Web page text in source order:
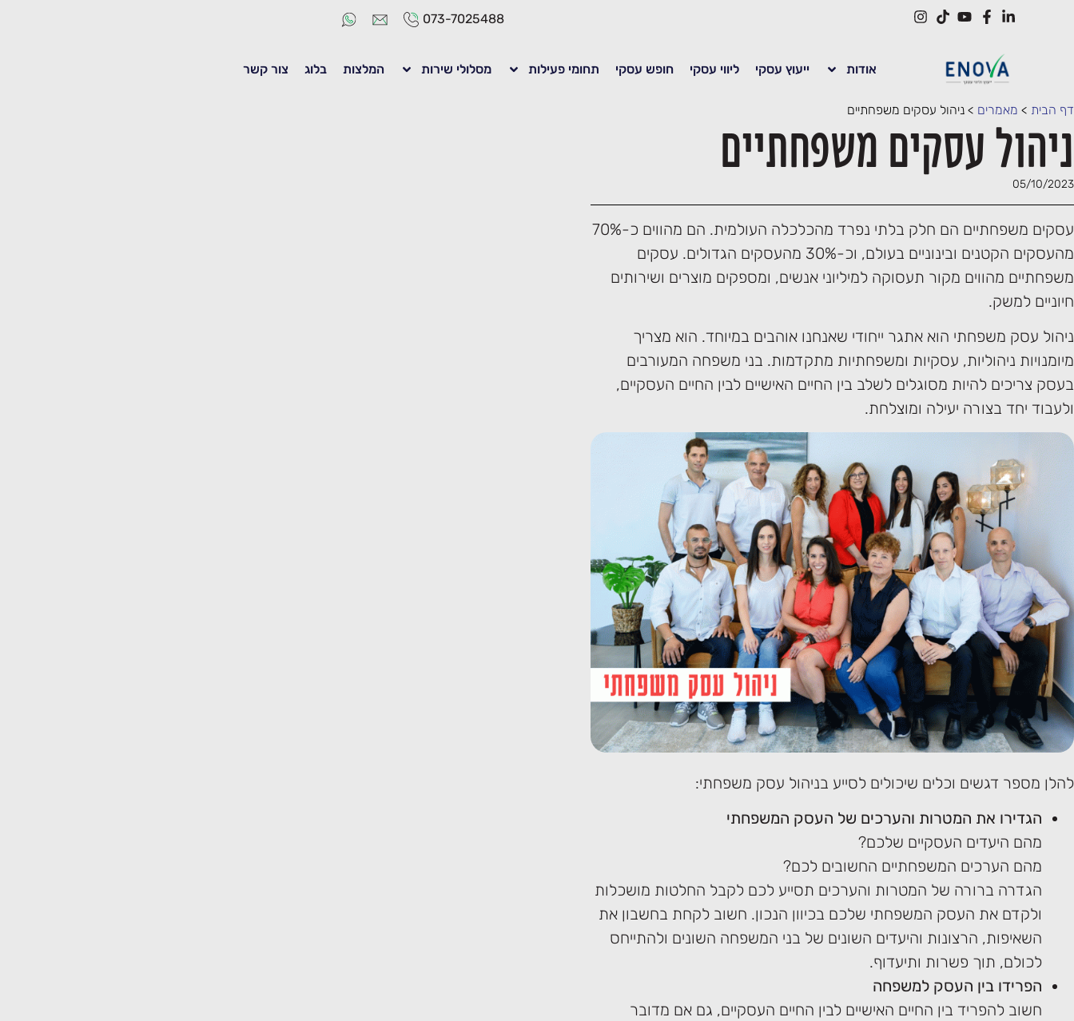
073-7025488
אודות ייעוץ עסקי ליווי עסקי חופש עסקי תחומי פעילות מסלולי שירות המלצות בלוג צור קשר
דף הבית > מאמרים > ניהול עסקים משפחתיים
ניהול עסקים משפחתיים
05/10/2023
עסקים משפחתיים הם חלק בלתי נפרד מהכלכלה העולמית. הם מהווים כ-70%
מהעסקים הקטנים ובינוניים בעולם, וכ-30% מהעסקים הגדולים. עסקים
משפחתיים מהווים מקור תעסוקה למיליוני אנשים, ומספקים מוצרים ושירותים
חיוניים למשק.
ניהול עסק משפחתי הוא אתגר ייחודי שאנחנו אוהבים במיוחד. הוא מצריך
מיומנויות ניהוליות, עסקיות ומשפחתיות מתקדמות. בני משפחה המעורבים
בעסק צריכים להיות מסוגלים לשלב בין החיים האישיים לבין החיים העסקיים,
ולעבוד יחד בצורה יעילה ומוצלחת.
להלן מספר דגשים וכלים שיכולים לסייע בניהול עסק משפחתי:
הגדירו את המטרות והערכים של העסק המשפחתי
מהם היעדים העסקיים שלכם?
מהם הערכים המשפחתיים החשובים לכם?
הגדרה ברורה של המטרות והערכים תסייע לכם לקבל החלטות מושכלות
ולקדם את העסק המשפחתי שלכם בכיוון הנכון. חשוב לקחת בחשבון את
השאיפות, הרצונות והיעדים השונים של בני המשפחה השונים ולהתייחס
לכולם, תוך פשרות ותיעדוף.
הפרידו בין העסק למשפחה
חשוב להפריד בין החיים האישיים לבין החיים העסקיים, גם אם מדובר